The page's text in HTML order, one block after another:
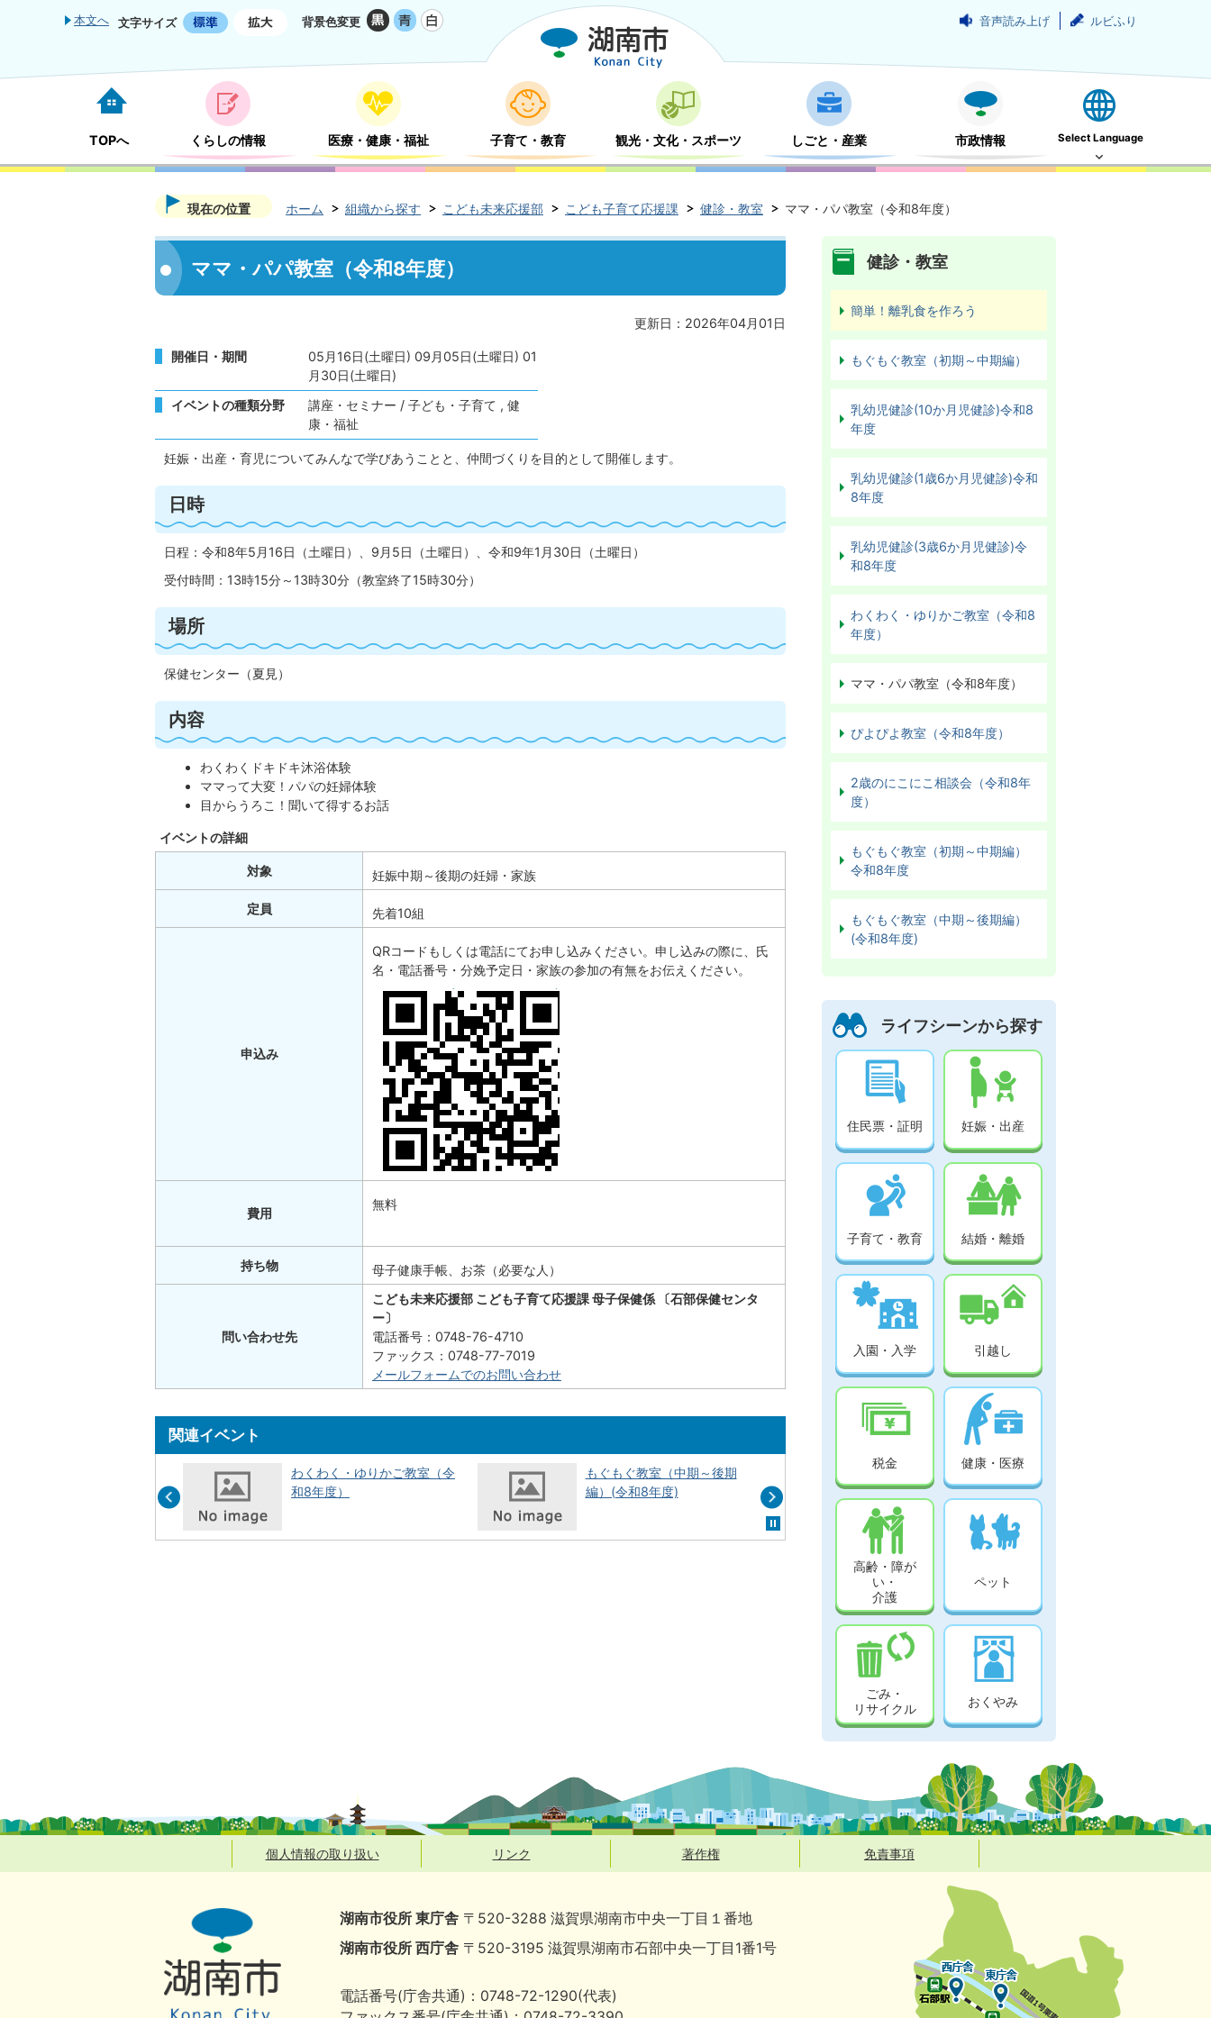
本文へ 文字サイズ 背景色変更 音声読み上げ ルビふり
TOPへ くらしの情報 医療・健康・福祉 子育て・教育 観光・文化・スポーツ しごと・産業 市政情報 Select Language
現在の位置 ホーム 組織から探す こども未来応援部 こども子育て応援課 健診・教室 ママ・パパ教室（令和8年度）
ママ・パパ教室（令和8年度）
更新日：2026年04月01日
開催日・期間
05月16日(土曜日) 09月05日(土曜日) 01
月30日(土曜日)
イベントの種類分野
講座・セミナー / 子ども・子育て , 健
康・福祉
妊娠・出産・育児についてみんなで学びあうことと、仲間づくりを目的として開催します。
日時
日程：令和8年5月16日（土曜日）、9月5日（土曜日）、令和9年1月30日（土曜日）
受付時間：13時15分～13時30分（教室終了15時30分）
場所
保健センター（夏見）
内容
わくわくドキドキ沐浴体験
ママって大変！パパの妊婦体験
目からうろこ！聞いて得するお話
イベントの詳細
対象 妊娠中期～後期の妊婦・家族
定員 先着10組
申込み
QRコードもしくは電話にてお申し込みください。申し込みの際に、氏
名・電話番号・分娩予定日・家族の参加の有無をお伝えください。
費用
無料
持ち物 母子健康手帳、お茶（必要な人）
問い合わせ先
こども未来応援部 こども子育て応援課 母子保健係 〔石部保健センタ
ー〕
電話番号：0748-76-4710
ファックス：0748-77-7019
メールフォームでのお問い合わせ
関連イベント
わくわく・ゆりかご教室（令
和8年度）
もぐもぐ教室（中期～後期
編）(令和8年度)
もぐもぐ教室（初期～中期
編）令和8年度
健診・教室
簡単！離乳食を作ろう
もぐもぐ教室（初期～中期編）
乳幼児健診(10か月児健診)令和8
年度
乳幼児健診(1歳6か月児健診)令和
8年度
乳幼児健診(3歳6か月児健診)令
和8年度
わくわく・ゆりかご教室（令和8
年度）
ママ・パパ教室（令和8年度）
ぴよぴよ教室（令和8年度）
2歳のにこにこ相談会（令和8年
度）
もぐもぐ教室（初期～中期編）
令和8年度
もぐもぐ教室（中期～後期編）
(令和8年度)
ライフシーンから探す
住民票・証明 妊娠・出産
子育て・教育 結婚・離婚
入園・入学 引越し
税金 健康・医療
高齢・障が
い・
介護
ペット
ごみ・
リサイクル
おくやみ
個人情報の取り扱い リンク 著作権 免責事項
湖南市役所 東庁舎 〒520-3288 滋賀県湖南市中央一丁目１番地
湖南市役所 西庁舎 〒520-3195 滋賀県湖南市石部中央一丁目1番1号
電話番号(庁舎共通)：0748-72-1290(代表)